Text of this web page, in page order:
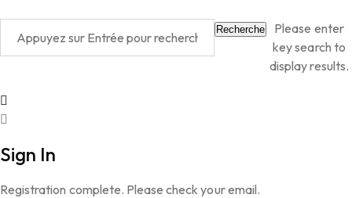
Recherche
Please enter
key search to
display results.
Sign In
Registration complete. Please check your email.